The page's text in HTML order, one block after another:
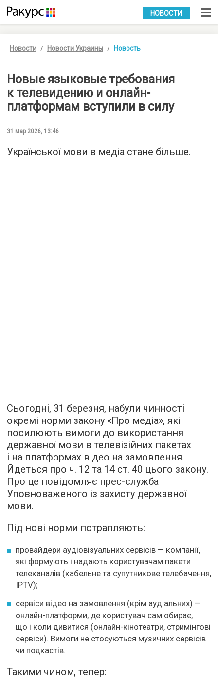
УКР РУС
НОВОСТИ
Новости Новости Украины Новость
Новые языковые требования
к телевидению и онлайн-
платформам вступили в силу
31 мар 2026, 13:46
Української мови в медіа стане більше.
Сьогодні, 31 березня, набули чинності
окремі норми закону «Про медіа», які
посилюють вимоги до використання
державної мови в телевізійних пакетах
і на платформах відео на замовлення.
Йдеться про ч. 12 та 14 ст. 40 цього закону.
Про це повідомляє прес-служба
Уповноваженого із захисту державної
мови.
Під нові норми потрапляють:
провайдери аудіовізуальних сервісів — компанії,
які формують і надають користувачам пакети
телеканалів (кабельне та супутникове телебачення,
IPTV);
сервіси відео на замовлення (крім аудіальних) —
онлайн-платформи, де користувач сам обирає,
що і коли дивитися (онлайн-кінотеатри, стримінгові
сервіси). Вимоги не стосуються музичних сервісів
чи подкастів.
Такими чином, тепер: